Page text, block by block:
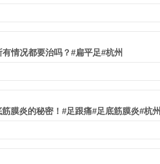
情况都要治吗？#扁平足#杭州
膜炎的秘密！#足跟痛#足底筋膜炎#杭州